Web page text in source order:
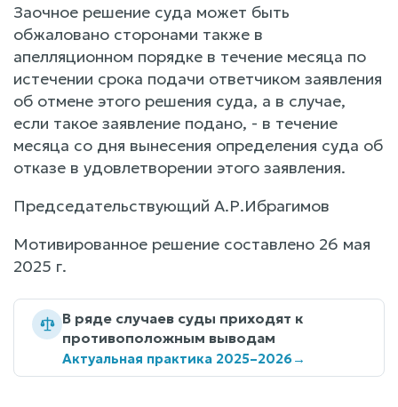
Заочное решение суда может быть
обжаловано сторонами также в
апелляционном порядке в течение месяца по
истечении срока подачи ответчиком заявления
об отмене этого решения суда, а в случае,
если такое заявление подано, - в течение
месяца со дня вынесения определения суда об
отказе в удовлетворении этого заявления.
Председательствующий А.Р.Ибрагимов
Мотивированное решение составлено 26 мая
2025 г.
В ряде случаев суды приходят к
противоположным выводам
Актуальная практика 2025–2026→